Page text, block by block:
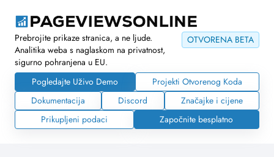
OTVORENA BETA
Prebrojite prikaze stranica, a ne ljude.
Analitika weba s naglaskom na privatnost,
sigurno pohranjena u EU.
Pogledajte Uživo Demo
Projekti Otvorenog Koda
Dokumentacija
Discord
Značajke i cijene
Prikupljeni podaci
Započnite besplatno